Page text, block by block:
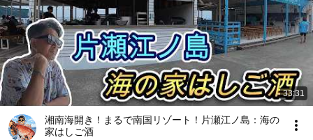
33:31
湘南海開き！まるで南国リゾート！片瀬江ノ島：海の
家はしご酒